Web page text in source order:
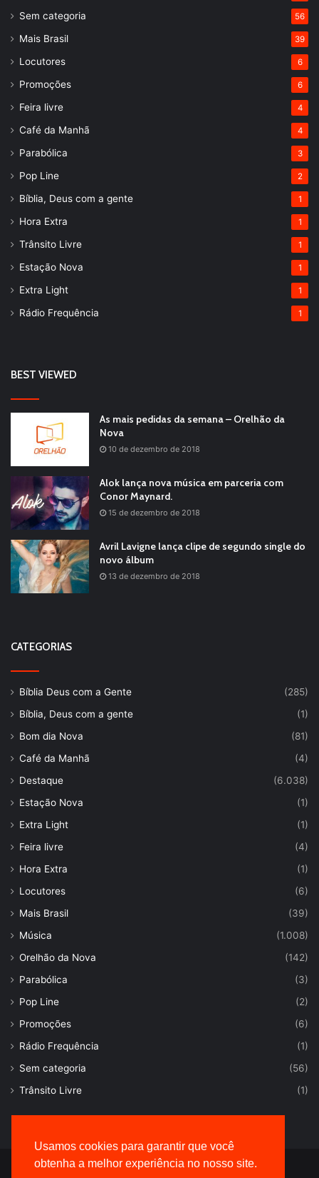
Usamos cookies para garantir que você
obtenha a melhor experiência no nosso site.
Sem categoria 56
Mais Brasil 39
Locutores 6
Promoções 6
Feira livre 4
Café da Manhã 4
Parabólica 3
Pop Line 2
Bíblia, Deus com a gente 1
Hora Extra 1
Trânsito Livre 1
Estação Nova 1
Extra Light 1
Rádio Frequência 1
BEST VIEWED
As mais pedidas da semana – Orelhão da
Nova
10 de dezembro de 2018
Alok lança nova música em parceria com
Conor Maynard.
15 de dezembro de 2018
Avril Lavigne lança clipe de segundo single do
novo álbum
13 de dezembro de 2018
CATEGORIAS
Bíblia Deus com a Gente
(285)
Bíblia, Deus com a gente
(1)
Bom dia Nova
(81)
Café da Manhã
(4)
Destaque
(6.038)
Estação Nova
(1)
Extra Light
(1)
Feira livre
(4)
Hora Extra
(1)
Locutores
(6)
Mais Brasil
(39)
Música
(1.008)
Orelhão da Nova
(142)
Parabólica
(3)
Pop Line
(2)
Promoções
(6)
Rádio Frequência
(1)
Sem categoria
(56)
Trânsito Livre
(1)